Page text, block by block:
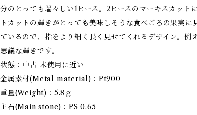
分のとっても瑞々しい1ピース。2ピースのマーキスカッ
トカットの輝きがとっても美味しそうな食べごろの果実
ているので、指をより細く長く見せてくれるデザイン。
思議な輝きです。
状態：中古 未使用に近い
金属素材(Metal material)：Pt900
重量(Weight)：5.8ｇ
主石(Main stone)：PS 0.65